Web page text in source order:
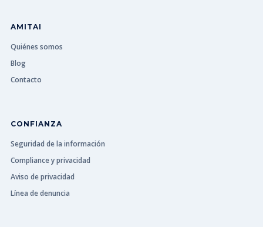
AMITAI
Quiénes somos
Blog
Contacto
CONFIANZA
Seguridad de la información
Compliance y privacidad
Aviso de privacidad
Línea de denuncia